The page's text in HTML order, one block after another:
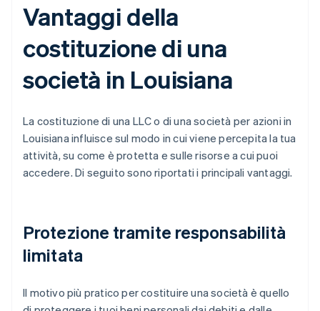
Vantaggi della
costituzione di una
società in Louisiana
La costituzione di una LLC o di una società per azioni in
Louisiana influisce sul modo in cui viene percepita la tua
attività, su come è protetta e sulle risorse a cui puoi
accedere. Di seguito sono riportati i principali vantaggi.
Protezione tramite responsabilità
limitata
Il motivo più pratico per costituire una società è quello